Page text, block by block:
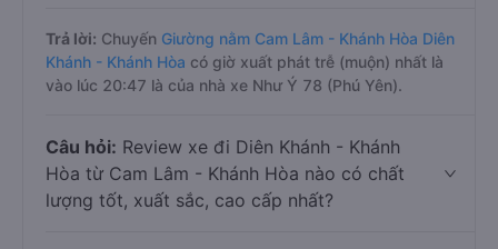
Trả lời: Chuyến Giường nằm Cam Lâm - Khánh Hòa Diên
Khánh - Khánh Hòa có giờ xuất phát trễ (muộn) nhất là
vào lúc 20:47 là của nhà xe Như Ý 78 (Phú Yên).
Câu hỏi: Review xe đi Diên Khánh - Khánh
Hòa từ Cam Lâm - Khánh Hòa nào có chất
lượng tốt, xuất sắc, cao cấp nhất?